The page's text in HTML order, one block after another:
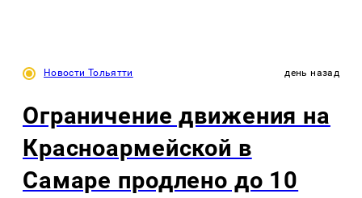
Новости Тольятти день назад
Ограничение движения на
Красноармейской в
Самаре продлено до 10